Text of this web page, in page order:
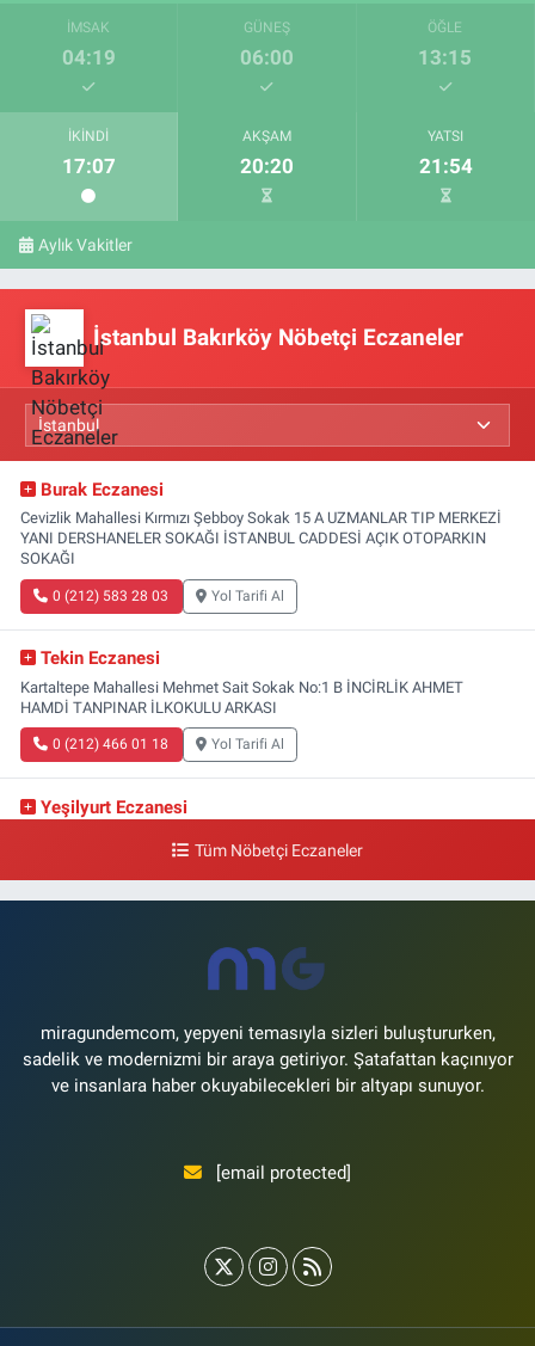
İMSAK
04:19
GÜNEŞ
06:00
ÖĞLE
13:15
İKINDI
17:07
AKŞAM
20:20
YATSI
21:54
Aylık Vakitler
İstanbul Bakırköy Nöbetçi Eczaneler
Burak Eczanesi
Cevizlik Mahallesi Kırmızı Şebboy Sokak 15 A UZMANLAR TIP MERKEZİ
YANI DERSHANELER SOKAĞI İSTANBUL CADDESİ AÇIK OTOPARKIN
SOKAĞI
0 (212) 583 28 03 Yol Tarifi Al
Tekin Eczanesi
Kartaltepe Mahallesi Mehmet Sait Sokak No:1 B İNCİRLİK AHMET
HAMDİ TANPINAR İLKOKULU ARKASI
0 (212) 466 01 18 Yol Tarifi Al
Yeşilyurt Eczanesi
Şenlikköy Mahallesi Eski Halkalı Caddesi 33 Akvaryum Yanı Akua Florya
0 (212) 574 24 20
Tüm Nöbetçi Eczaneler
miragundemcom, yepyeni temasıyla sizleri buluştururken,
sadelik ve modernizmi bir araya getiriyor. Şatafattan kaçınıyor
ve insanlara haber okuyabilecekleri bir altyapı sunuyor.
[email protected]